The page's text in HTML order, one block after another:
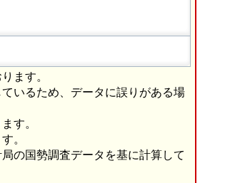
ます。
いるため、データに誤りがある場
す。
。
の国勢調査データを基に計算して